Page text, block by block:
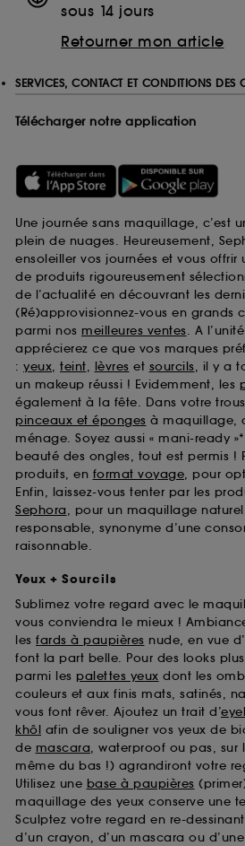
sous 14 jours
Retourner mon article
SERVICES, CONTACT ET CONDITIONS DES
Télécharger notre application
Une journée sans maquillage, c’est
plein de nuages. Heureusement,
ensoleiller vos journées et vous
de produits rigoureusement
de l’actualité en découvrant les
(Ré)approvisionnez-vous en grands
parmi nos meilleures ventes. A
apprécierez ce que vos marques
: yeux, teint, lèvres et sourcils, il y a
un makeup réussi ! Evidemment, les
également à la fête. Dans votre
pinceaux et éponges à maquillage,
ménage. Soyez aussi « mani-ready
beauté des ongles, tout est permis !
produits, en format voyage, pour
Enfin, laissez-vous tenter par les
Sephora, pour un maquillage
responsable, synonyme d’une
raisonnable.
Yeux + Sourcils
Sublimez votre regard avec le
vous conviendra le mieux !
les fards à paupières nude, en vue
font la part belle. Pour des looks
parmi les palettes yeux dont les
couleurs et aux finis mats, satinés,
vous font rêver. Ajoutez un trait d’
khôl afin de souligner vos yeux de
de mascara, waterproof ou pas, sur
même du bas !) agrandiront votre
Utilisez une base à paupières
maquillage des yeux conserve une
Sculptez votre regard en re-
d’un crayon, d’un mascara ou